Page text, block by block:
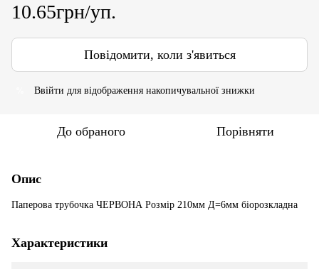
10.65грн/уп.
Повідомити, коли з'явиться
Ввійти для відображення накопичувальної знижки
До обраного Порівняти
Опис
Паперова трубочка ЧЕРВОНА Розмір 210мм Д=6мм біорозкладна
Характеристики